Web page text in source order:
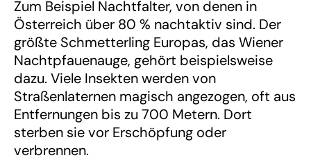
Zum Beispiel Nachtfalter, von denen in
Österreich über 80 % nachtaktiv sind. Der
größte Schmetterling Europas, das Wiener
Nachtpfauenauge, gehört beispielsweise
dazu. Viele Insekten werden von
Straßenlaternen magisch angezogen, oft aus
Entfernungen bis zu 700 Metern. Dort
sterben sie vor Erschöpfung oder
verbrennen.